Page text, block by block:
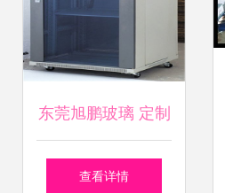
东莞旭鹏玻璃 定制
多种规格电器玻
查看详情